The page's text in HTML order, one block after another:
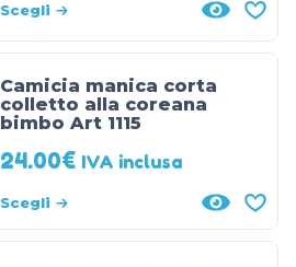
Scegli
Camicia manica corta
colletto alla coreana
bimbo Art 1115
24.00€ IVA inclusa
Scegli